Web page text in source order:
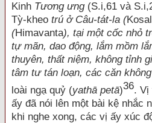
Kinh Tương ưng(S.i,61 và
Tỳ-kheo trú ở Câu-tát-la (
(Himavanta), tại một cốc nhỏ
tự mãn, dao động, lắm mồm
thuyên, thất niệm, không tỉnh
tâm tư tán loạn, các căn
loài ngạ quỷ (yathā petā)36. Vị
ấy đã nói lên một bài kệ nhắc
khi nghe xong, các vị ấy xúc